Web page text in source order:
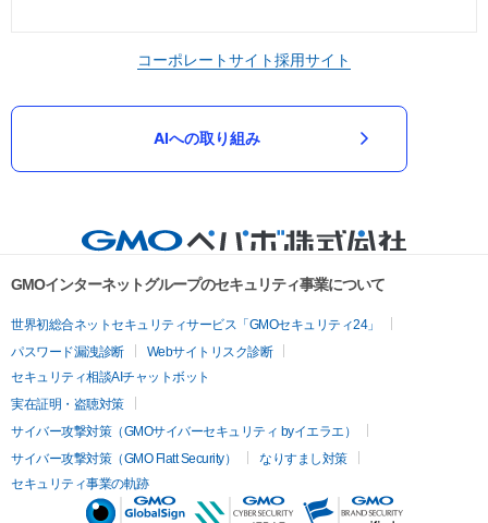
コーポレートサイト採用サイト
AIへの取り組み
GMOインターネットグループのセキュリティ事業について
世界初総合ネットセキュリティサービス「GMOセキュリティ24」
パスワード漏洩診断
Webサイトリスク診断
セキュリティ相談AIチャットボット
実在証明・盗聴対策
サイバー攻撃対策（GMOサイバーセキュリティ byイエラエ）
サイバー攻撃対策（GMO Flatt Security）
なりすまし対策
セキュリティ事業の軌跡